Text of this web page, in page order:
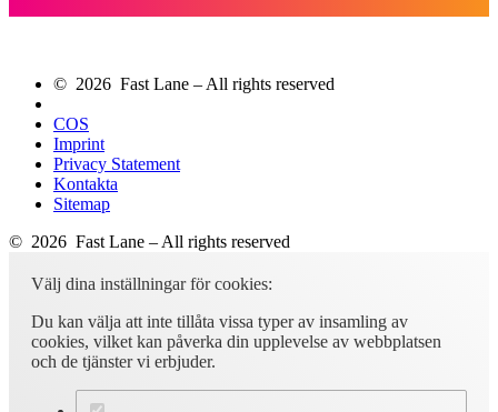
© 2026 Fast Lane – All rights reserved
COS
Imprint
Privacy Statement
Kontakta
Sitemap
© 2026 Fast Lane – All rights reserved
Välj dina inställningar för cookies:
Du kan välja att inte tillåta vissa typer av insamling av
cookies, vilket kan påverka din upplevelse av webbplatsen
och de tjänster vi erbjuder.